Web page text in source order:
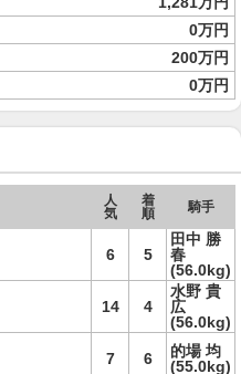
0万円
200万円
0万円
人
気
着
順
騎手
6 5
田中 勝
春
(56.0kg)
14 4
水野 貴
広
(56.0kg)
7 6
的場 均
(55.0kg)